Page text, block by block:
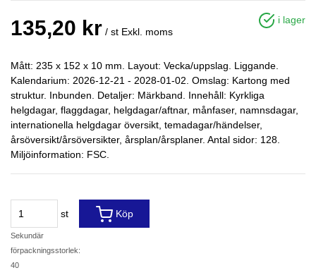
135,20 kr / st Exkl. moms
i lager
Mått: 235 x 152 x 10 mm. Layout: Vecka/uppslag. Liggande.
Kalendarium: 2026-12-21 - 2028-01-02. Omslag: Kartong med
struktur. Inbunden. Detaljer: Märkband. Innehåll: Kyrkliga
helgdagar, flaggdagar, helgdagar/aftnar, månfaser, namnsdagar,
internationella helgdagar översikt, temadagar/händelser,
årsöversikt/årsöversikter, årsplan/årsplaner. Antal sidor: 128.
Miljöinformation: FSC.
st
Sekundär
förpackningsstorlek:
40
Köp